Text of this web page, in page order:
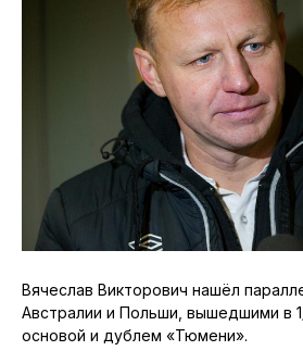
Вячеслав Викторович нашёл
Австралии и Польши, вышедшими в
основой и дублем «Тюмени».